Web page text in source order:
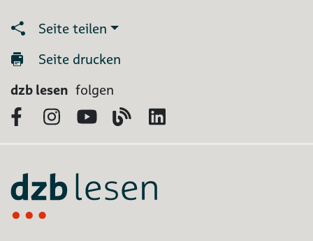
Seite teilen
Seite drucken
dzb lesen folgen
FacebookInstagram
YouTubeBlog